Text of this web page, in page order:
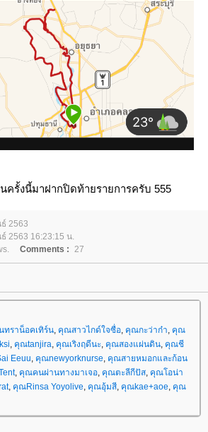
ครั้งนี้มาฝากปิดท้ายรายการครับ 555
2563
2563 16:23:15 น.
Comments : 27
ราน็อคเทิร์น คุณสาวไกด์ใจซื่อ คุณกะว่าก๋า คุณ
คุณtanjira คุณเริงฤดีนะ คุณสองแผ่นดิน คุณชี
Eeuu คุณnewyorknurse คุณสายหมอกและก้อน
, คุณคนผ่านทางมาเจอ คุณตะลีกีปัส คุณโอน่า
, คุณRinsa Yoyolive คุณอุ้มสี คุณkae+aoe คุณ